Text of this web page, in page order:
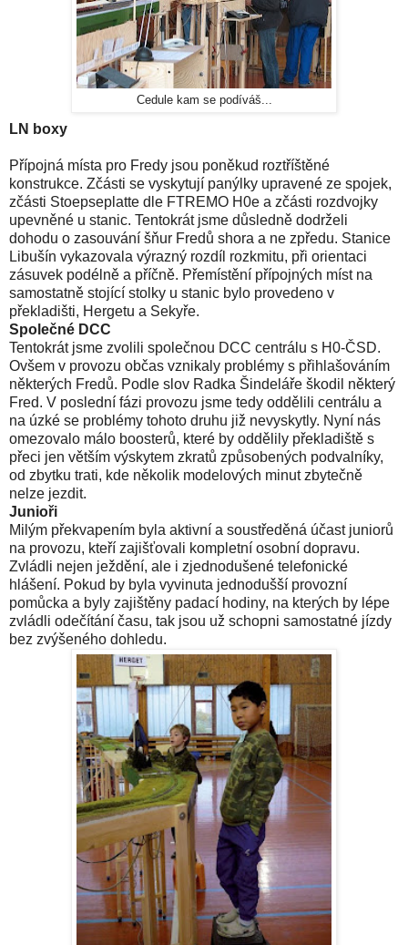
Cedule kam se podíváš...
LN boxy
Přípojná místa pro Fredy jsou poněkud roztříštěné
konstrukce. Zčásti se vyskytují panýlky upravené ze spojek,
zčásti Stoepseplatte dle FTREMO H0e a zčásti rozdvojky
upevněné u stanic. Tentokrát jsme důsledně dodrželi
dohodu o zasouvání šňur Fredů shora a ne zpředu. Stanice
Libušín vykazovala výrazný rozdíl rozkmitu, při orientaci
zásuvek podélně a příčně. Přemístění přípojných míst na
samostatně stojící stolky u stanic bylo provedeno v
překladišti, Hergetu a Sekyře.
Společné DCC
Tentokrát jsme zvolili společnou DCC centrálu s H0-ČSD.
Ovšem v provozu občas vznikaly problémy s přihlašováním
některých Fredů. Podle slov Radka Šindeláře škodil některý
Fred. V poslední fázi provozu jsme tedy oddělili centrálu a
na úzké se problémy tohoto druhu již nevyskytly. Nyní nás
omezovalo málo boosterů, které by oddělily překladiště s
přeci jen větším výskytem zkratů způsobených podvalníky,
od zbytku trati, kde několik modelových minut zbytečně
nelze jezdit.
Junioři
Milým překvapením byla aktivní a soustředěná účast juniorů
na provozu, kteří zajišťovali kompletní osobní dopravu.
Zvládli nejen ježdění, ale i zjednodušené telefonické
hlášení. Pokud by byla vyvinuta jednodušší provozní
pomůcka a byly zajištěny padací hodiny, na kterých by lépe
zvládli odečítání času, tak jsou už schopni samostatné jízdy
bez zvýšeného dohledu.